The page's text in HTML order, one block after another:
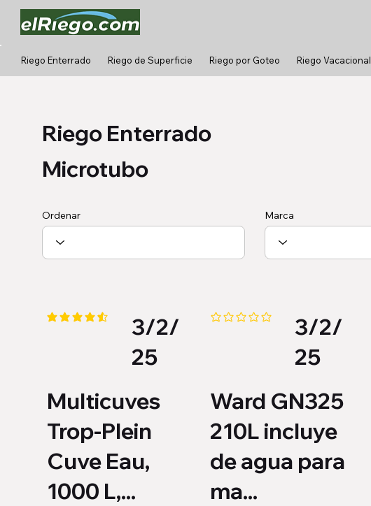
Riego Enterrado Riego de Superficie Riego por Goteo Riego Vacacional
Riego Enterrado
Microtubo
Ordenar Marca
la calificación promedio es 4.4 de 5
3/2/
25
Multicuves
Trop-Plein
Cuve Eau,
1000 L,...
Aún no hay calificaciones
3/2/
25
Ward GN325
210L incluye
de agua para
ma...